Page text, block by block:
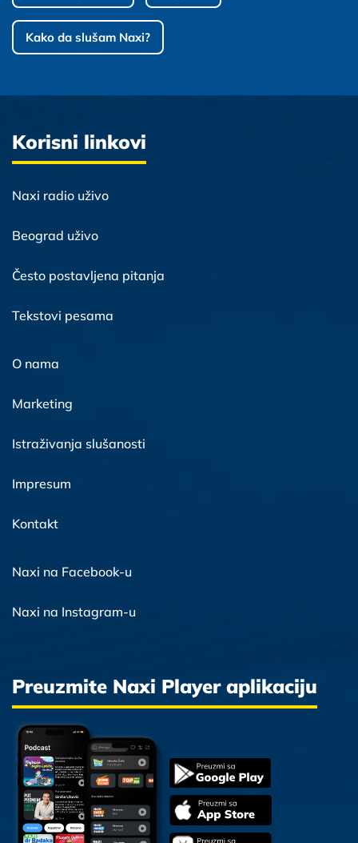
Kako da slušam Naxi?
Korisni linkovi
Naxi radio uživo
Beograd uživo
Često postavljena pitanja
Tekstovi pesama
O nama
Marketing
Istraživanja slušanosti
Impresum
Kontakt
Naxi na Facebook-u
Naxi na Instagram-u
Preuzmite Naxi Player aplikaciju